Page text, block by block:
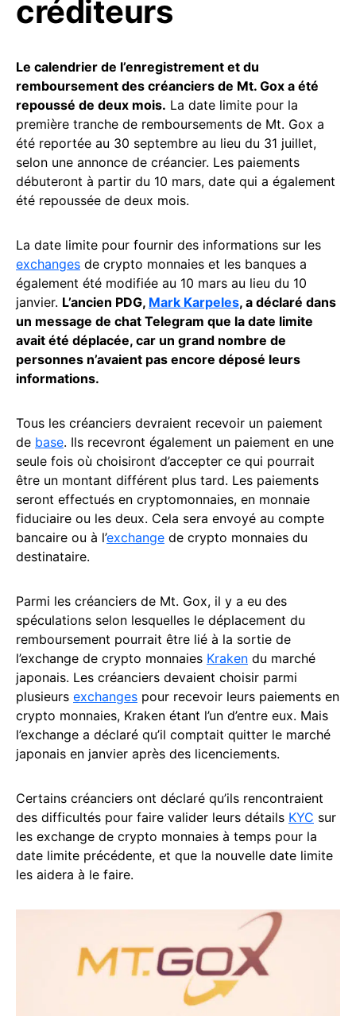
créditeurs
Le calendrier de l’enregistrement et du
remboursement des créanciers de Mt. Gox a été
repoussé de deux mois. La date limite pour la
première tranche de remboursements de Mt. Gox a
été reportée au 30 septembre au lieu du 31 juillet,
selon une annonce de créancier. Les paiements
débuteront à partir du 10 mars, date qui a également
été repoussée de deux mois.
La date limite pour fournir des informations sur les
exchanges de crypto monnaies et les banques a
également été modifiée au 10 mars au lieu du 10
janvier. L’ancien PDG, Mark Karpeles, a déclaré dans
un message de chat Telegram que la date limite
avait été déplacée, car un grand nombre de
personnes n’avaient pas encore déposé leurs
informations.
Tous les créanciers devraient recevoir un paiement
de base. Ils recevront également un paiement en une
seule fois où choisiront d’accepter ce qui pourrait
être un montant différent plus tard. Les paiements
seront effectués en cryptomonnaies, en monnaie
fiduciaire ou les deux. Cela sera envoyé au compte
bancaire ou à l’exchange de crypto monnaies du
destinataire.
Parmi les créanciers de Mt. Gox, il y a eu des
spéculations selon lesquelles le déplacement du
remboursement pourrait être lié à la sortie de
l’exchange de crypto monnaies Kraken du marché
japonais. Les créanciers devaient choisir parmi
plusieurs exchanges pour recevoir leurs paiements en
crypto monnaies, Kraken étant l’un d’entre eux. Mais
l’exchange a déclaré qu’il comptait quitter le marché
japonais en janvier après des licenciements.
Certains créanciers ont déclaré qu’ils rencontraient
des difficultés pour faire valider leurs détails KYC sur
les exchange de crypto monnaies à temps pour la
date limite précédente, et que la nouvelle date limite
les aidera à le faire.